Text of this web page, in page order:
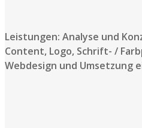
Leistungen: Analyse und
Content, Logo, Schrift- /
Webdesign und Umsetzung